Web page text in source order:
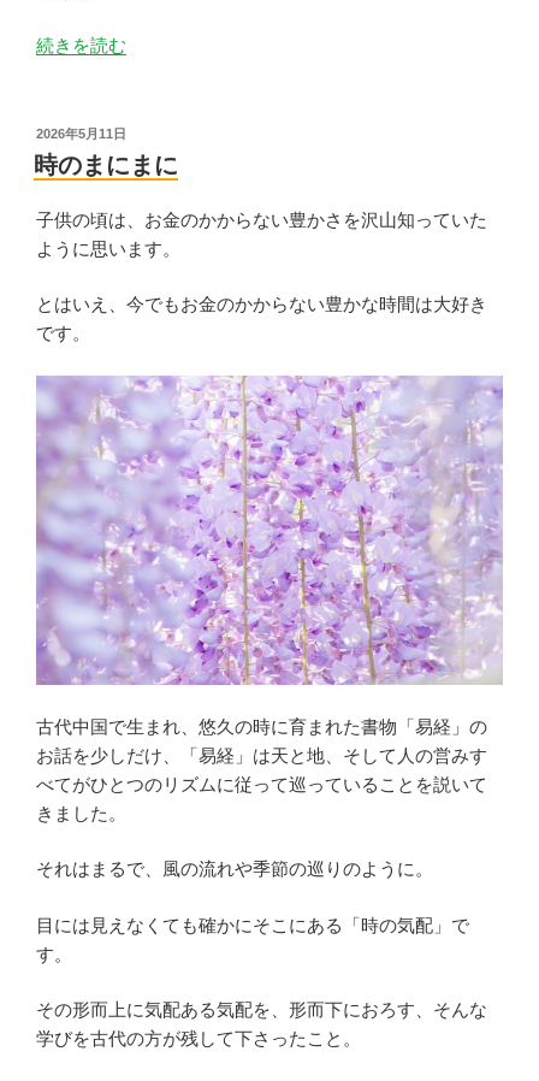
“変
再
誕
と
き”
続きを読む
投
稿
日:
2026年5月11日
時のまにまに
子供の頃は、お金のかからない豊かさを沢山知っていた
ように思います。
とはいえ、今でもお金のかからない豊かな時間は大好き
です。
古代中国で生まれ、悠久の時に育まれた書物「易経」の
お話を少しだけ、「易経」は天と地、そして人の営みす
べてがひとつのリズムに従って巡っていることを説いて
きました。
それはまるで、風の流れや季節の巡りのように。
目には見えなくても確かにそこにある「時の気配」で
す。
その形而上に気配ある気配を、形而下におろす、そんな
学びを古代の方が残して下さったこと。